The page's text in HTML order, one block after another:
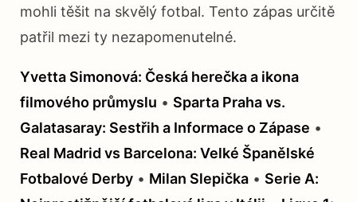
mohli těšit na skvělý fotbal. Tento zápas určitě
patřil mezi ty nezapomenutelné.
Yvetta Simonová: Česká herečka a ikona
filmového průmyslu • Sparta Praha vs.
Galatasaray: Sestřih a Informace o Zápase •
Real Madrid vs Barcelona: Velké Španělské
Fotbalové Derby • Milan Slepička • Serie A: